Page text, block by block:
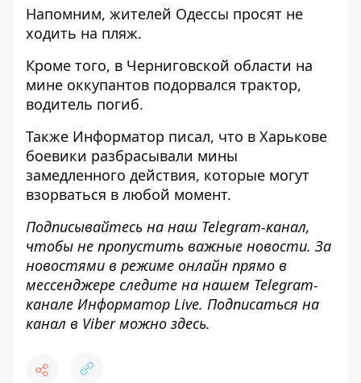
Напомним, жителей Одессы просят не
ходить на пляж.
Кроме того, в Черниговской области на
мине оккупантов подорвался трактор,
водитель погиб.
Также Информатор писал, что в Харькове
боевики разбрасывали мины
замедленного действия, которые могут
взорваться в любой момент.
Подписывайтесь на наш Telegram-канал,
чтобы не пропустить важные новости. За
новостями в режиме онлайн прямо в
мессенджере следите на нашем Telegram-
канале Информатор Live. Подписаться на
канал в Viber можно здесь.